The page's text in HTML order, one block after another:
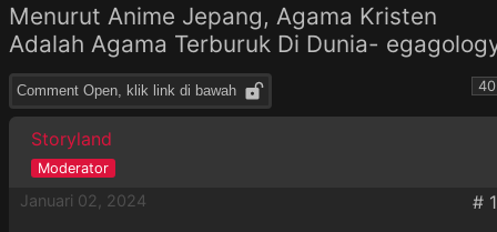
Menurut Anime Jepang, Agama Kristen
Adalah Agama Terburuk Di Dunia-
Comment Open, klik link di bawah 40
Storyland
Januari 02, 2024